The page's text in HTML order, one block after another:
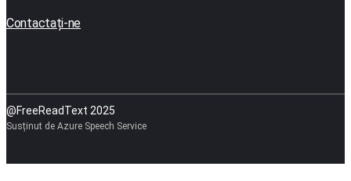
Contactați-ne
@FreeReadText 2025
Susținut de Azure Speech Service